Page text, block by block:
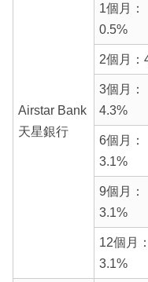
Airstar Bank
天星銀行
1個月：
0.5%
2個月：
3個月：
4.3%
6個月：
3.1%
9個月：
3.1%
12個月：
3.1%